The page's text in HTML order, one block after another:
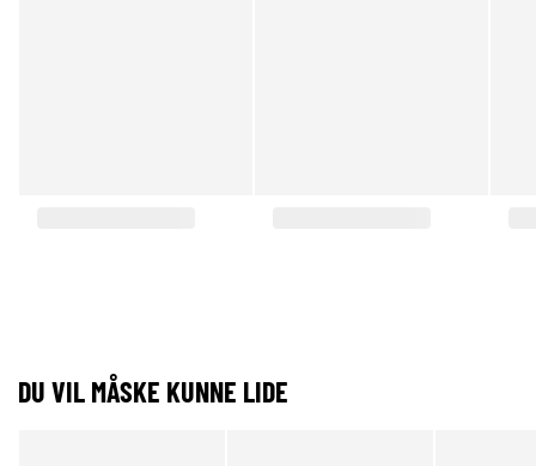
DU VIL MÅSKE KUNNE LIDE